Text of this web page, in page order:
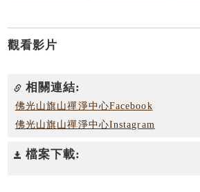
觀看影片
相關連結:
佛光山旗山禪淨中心Facebook
佛光山旗山禪淨中心Instagram
檔案下載: